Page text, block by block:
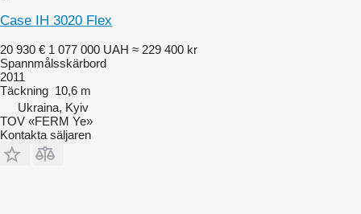
Case IH 3020 Flex
20 930 € 1 077 000 UAH ≈ 229 400 kr
Spannmålsskärbord
2011
Täckning 10,6 m
Ukraina, Kyiv
TOV «FERM Ye»
Kontakta säljaren